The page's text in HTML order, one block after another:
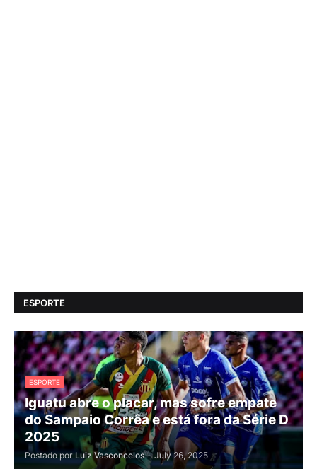
ESPORTE
ESPORTE
Iguatu abre o placar, mas sofre empate
do Sampaio Corrêa e está fora da Série D
2025
Postado por Luiz Vasconcelos - July 26, 2025